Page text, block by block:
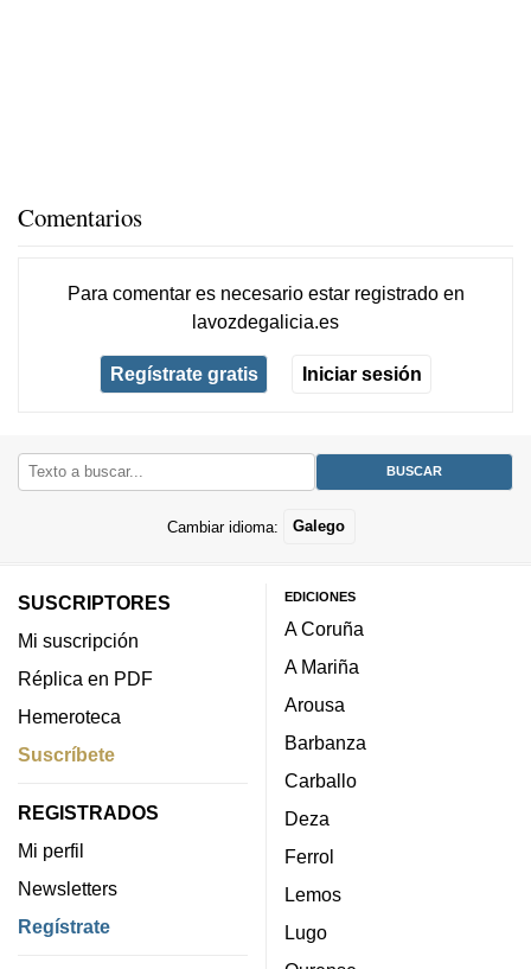
Comentarios
Para comentar es necesario estar registradoen
lavozdegalicia.es
Regístrate gratis Iniciar sesión
Cambiar idioma: Galego
SUSCRIPTORES
Mi suscripción
Réplica en PDF
Hemeroteca
Suscríbete
REGISTRADOS
Mi perfil
Newsletters
Regístrate
EDICIONES
A Coruña
A Mariña
Arousa
Barbanza
Carballo
Deza
Ferrol
Lemos
Lugo